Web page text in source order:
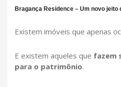
Bragança Residence – Um novo
Existem imóveis que apenas
E existem aqueles que fazem
para o patrimônio.